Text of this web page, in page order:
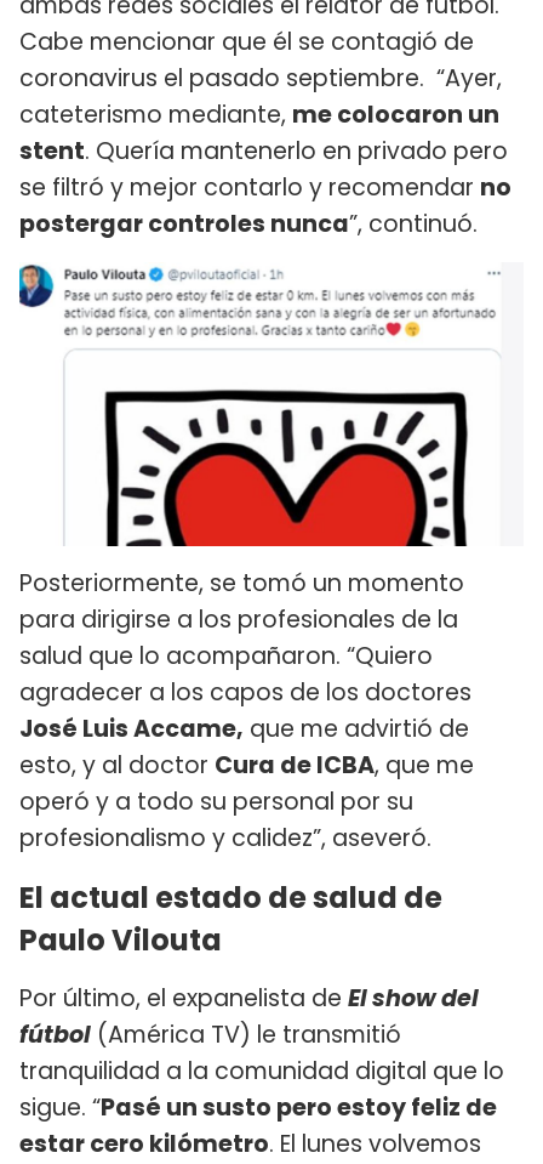
Cabe mencionar que él se contagió de
coronavirus el pasado septiembre. “Ayer,
cateterismo mediante, me colocaron un
stent. Quería mantenerlo en privado pero
se filtró y mejor contarlo y recomendar no
postergar controles nunca”, continuó.
Posteriormente, se tomó un momento
para dirigirse a los profesionales de la
salud que lo acompañaron. “Quiero
agradecer a los capos de los doctores
José Luis Accame, que me advirtió de
esto, y al doctor Cura de ICBA, que me
operó y a todo su personal por su
profesionalismo y calidez”, aseveró.
El actual estado de salud de
Paulo Vilouta
Por último, el expanelista de El show del
fútbol (América TV) le transmitió
tranquilidad a la comunidad digital que lo
sigue. “Pasé un susto pero estoy feliz de
estar cero kilómetro. El lunes volvemos